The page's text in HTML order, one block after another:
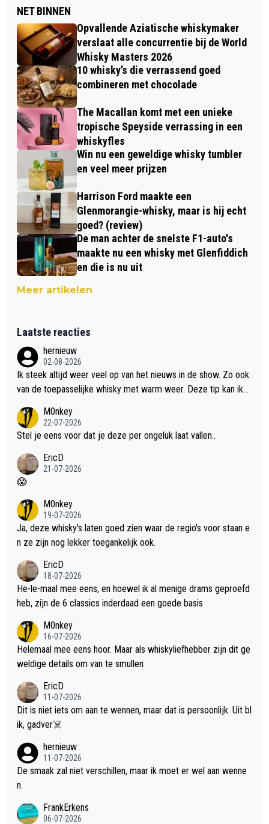
NET BINNEN
Opvallende Aziatische whiskymaker
verslaat alle concurrentie bij de World
Whisky Masters 2026
10 whisky’s die verrassend goed
combineren met chocolade
The Macallan komt met een unieke
tropische Speyside verrassing in een
whiskyfles
Win nu een geweldige whisky tumbler
en veel meer prijzen
Harrison Ford maakte een
Glenmorangie-whisky, maar is hij echt
goed? (review)
De man achter de snelste F1-auto's
maakte nu een whisky met Glenfiddich
en die is nu uit
Meer artikelen
Laatste reacties
hernieuw
02-08-2026
Ik steek altijd weer veel op van het nieuws in de show. Zo ook
van de toepasselijke whisky met warm weer. Deze tip kan ik
M0nkey
22-07-2026
Stel je eens voor dat je deze per ongeluk laat vallen..
EricD
21-07-2026
😱
M0nkey
19-07-2026
Ja, deze whisky's laten goed zien waar de regio's voor staan e
n ze zijn nog lekker toegankelijk ook.
EricD
18-07-2026
He-le-maal mee eens, en hoewel ik al menige drams geproefd
heb, zijn de 6 classics inderdaad een goede basis
M0nkey
16-07-2026
Helemaal mee eens hoor. Maar als whiskyliefhebber zijn dit ge
weldige details om van te smullen
EricD
11-07-2026
Dit is niet iets om aan te wennen, maar dat is persoonlijk. Uit bl
ik, gadver☠️
hernieuw
11-07-2026
De smaak zal niet verschillen, maar ik moet er wel aan wenne
n.
FrankErkens
06-07-2026